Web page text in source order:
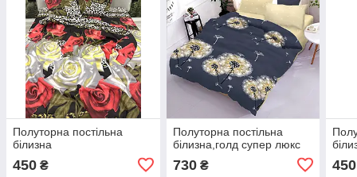
Полуторна постільна
білизна
450 ₴
Полуторна постільна
білизна,голд супер люкс
730₴ 450